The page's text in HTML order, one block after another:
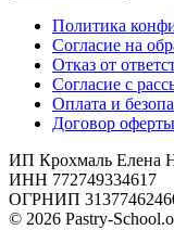
Политика
Согласие на
Отказ от
Согласие с
Оплата и
Договор оферты
ИП Крохмаль Елена
ИНН 772749334617
ОГРНИП
© 2026 Pastry-